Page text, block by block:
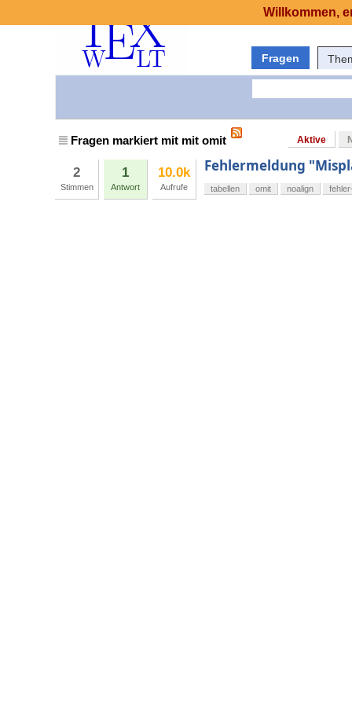
Fragen
Fragen markiert mit mit omit Aktive
2
Stimmen
1
Antwort
10.0k
Aufrufe
Fehlermeldung
tabellen omit noalign
Willkommen,